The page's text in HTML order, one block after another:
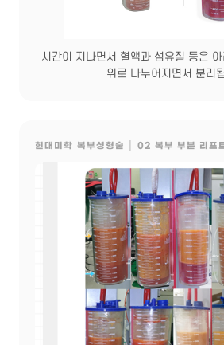
시간이 지나면서 혈액과 섬유질 등은
위로 나누어지면서 분리
현대미학 복부성형술 │ 02 복부 부분 리프